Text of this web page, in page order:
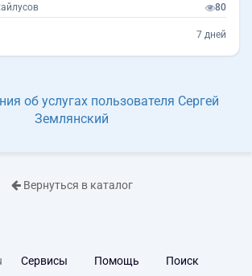
80
7 дней
об услугах пользователя Сергей
Землянский
Вернуться в каталог
Сервисы Помощь Поиск